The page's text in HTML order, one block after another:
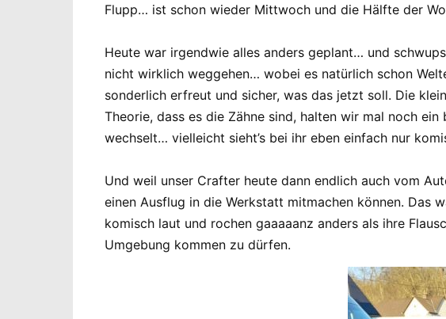
Flupp… ist schon wieder Mittwoch und die Hälfte der
Heute war irgendwie alles anders geplant… und
nicht wirklich weggehen… wobei es natürlich schon
sonderlich erfreut und sicher, was das jetzt soll. Die
Theorie, dass es die Zähne sind, halten wir mal noch
wechselt… vielleicht sieht’s bei ihr eben einfach nur
Und weil unser Crafter heute dann endlich auch vom
einen Ausflug in die Werkstatt mitmachen können. Das
komisch laut und rochen gaaaaanz anders als ihre
Umgebung kommen zu dürfen.